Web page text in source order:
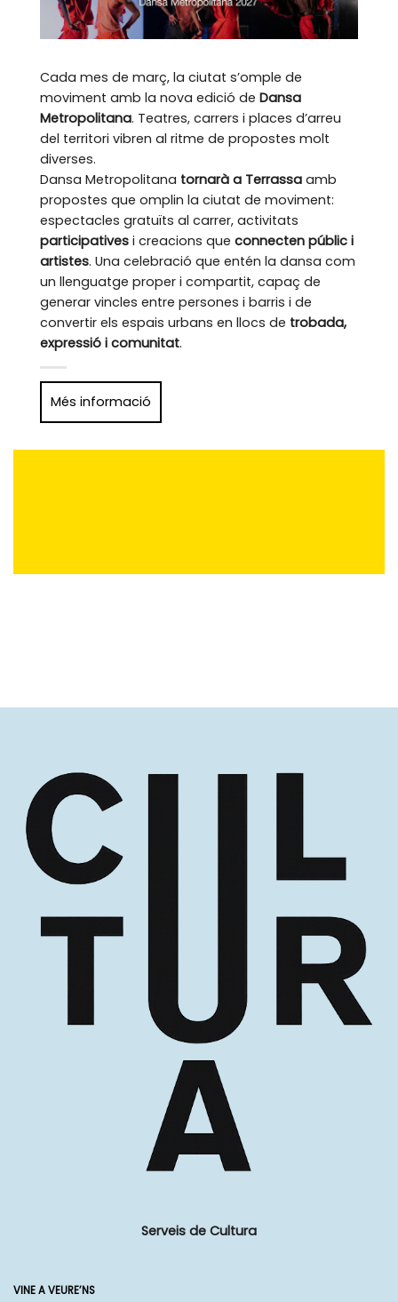
Cada mes de març, la ciutat s’omple de
moviment amb la nova edició de Dansa
Metropolitana. Teatres, carrers i places d’arreu
del territori vibren al ritme de propostes molt
diverses.
Dansa Metropolitana tornarà a Terrassa amb
propostes que omplin la ciutat de moviment:
espectacles gratuïts al carrer, activitats
participatives i creacions que connecten públic i
artistes. Una celebració que entén la dansa com
un llenguatge proper i compartit, capaç de
generar vincles entre persones i barris i de
convertir els espais urbans en llocs de trobada,
expressió i comunitat.
Més informació
Serveis de Cultura
VINE A VEURE’NS